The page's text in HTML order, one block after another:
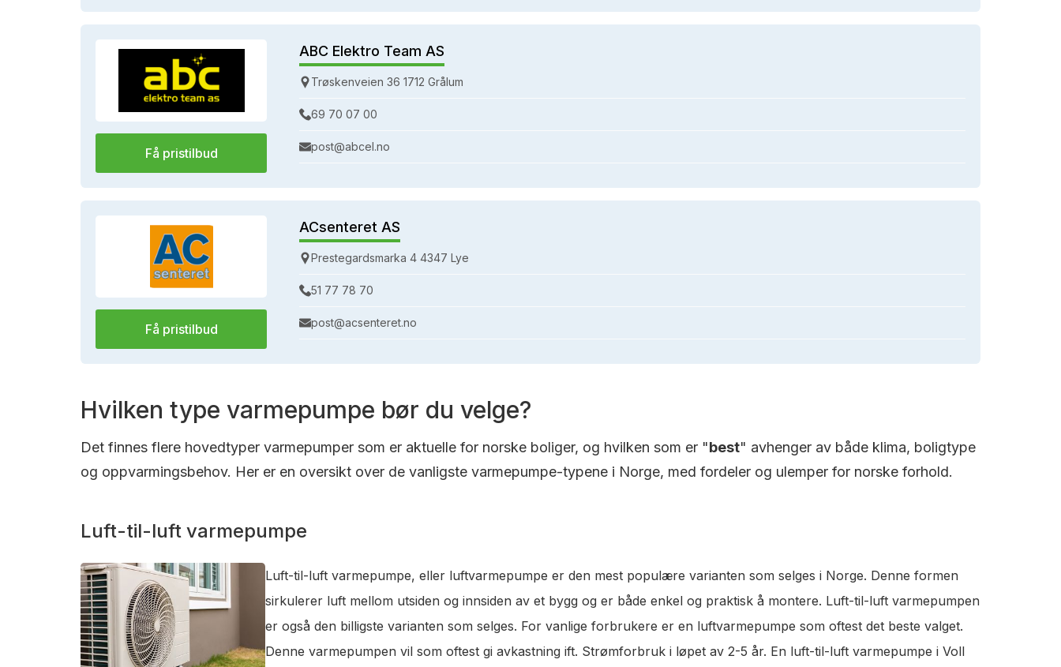
Få pristilbud
ABC Elektro Team AS
Trøskenveien 36 1712 Grålum
69 70 07 00
post@abcel.no
Få pristilbud
ACsenteret AS
Prestegardsmarka 4 4347 Lye
51 77 78 70
post@acsenteret.no
Hvilken type varmepumpe bør du velge?
Det finnes flere hovedtyper varmepumper som er aktuelle for norske boliger, og hvilken som er "best" avhenger av både klima, boligtype
og oppvarmingsbehov. Her er en oversikt over de vanligste varmepumpe-typene i Norge, med fordeler og ulemper for norske forhold.
Luft-til-luft varmepumpe
Luft-til-luft varmepumpe, eller luftvarmepumpe er den mest populære varianten som selges i Norge. Denne formen
sirkulerer luft mellom utsiden og innsiden av et bygg og er både enkel og praktisk å montere. Luft-til-luft varmepumpen
er også den billigste varianten som selges. For vanlige forbrukere er en luftvarmepumpe som oftest det beste valget.
Denne varmepumpen vil som oftest gi avkastning ift. Strømforbruk i løpet av 2-5 år. En luft-til-luft varmepumpe i Voll